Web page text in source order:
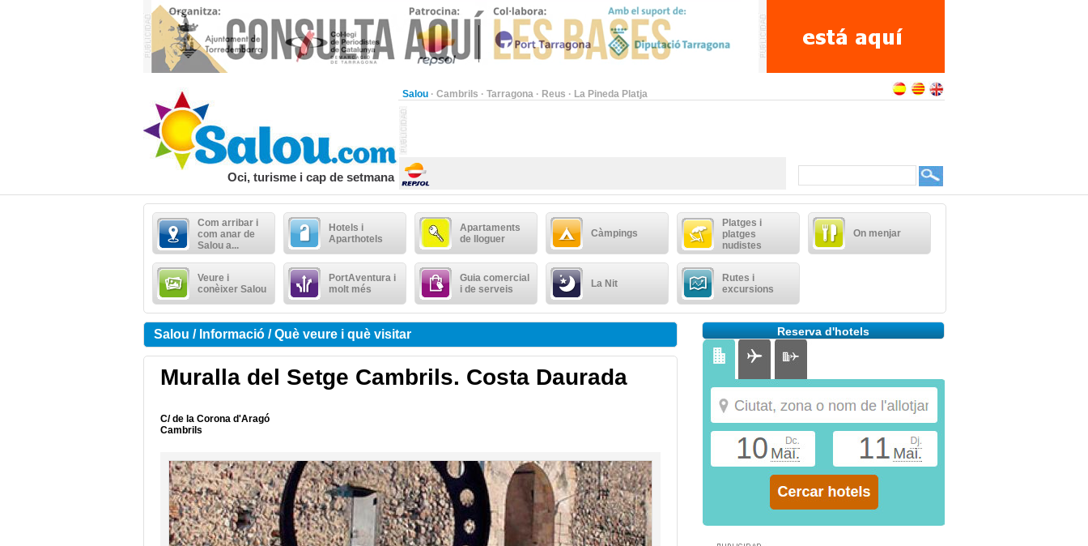
Salou · Cambrils · Tarragona · Reus · La Pineda Platja
Oci, turisme i cap de setmana
Com arribar i
com anar de
Salou a...
Hotels i
Aparthotels
Apartaments
de lloguer
Càmpings
Platges i
platges
nudistes
On menjar
Veure i
conèixer Salou
PortAventura i
molt més
Guia comercial
i de serveis
La Nit
Rutes i
excursions
Salou / Informació / Què veure i què visitar
Muralla del Setge Cambrils. Costa Daurada
C/ de la Corona d'Aragó
Cambrils
Reserva d'hotels